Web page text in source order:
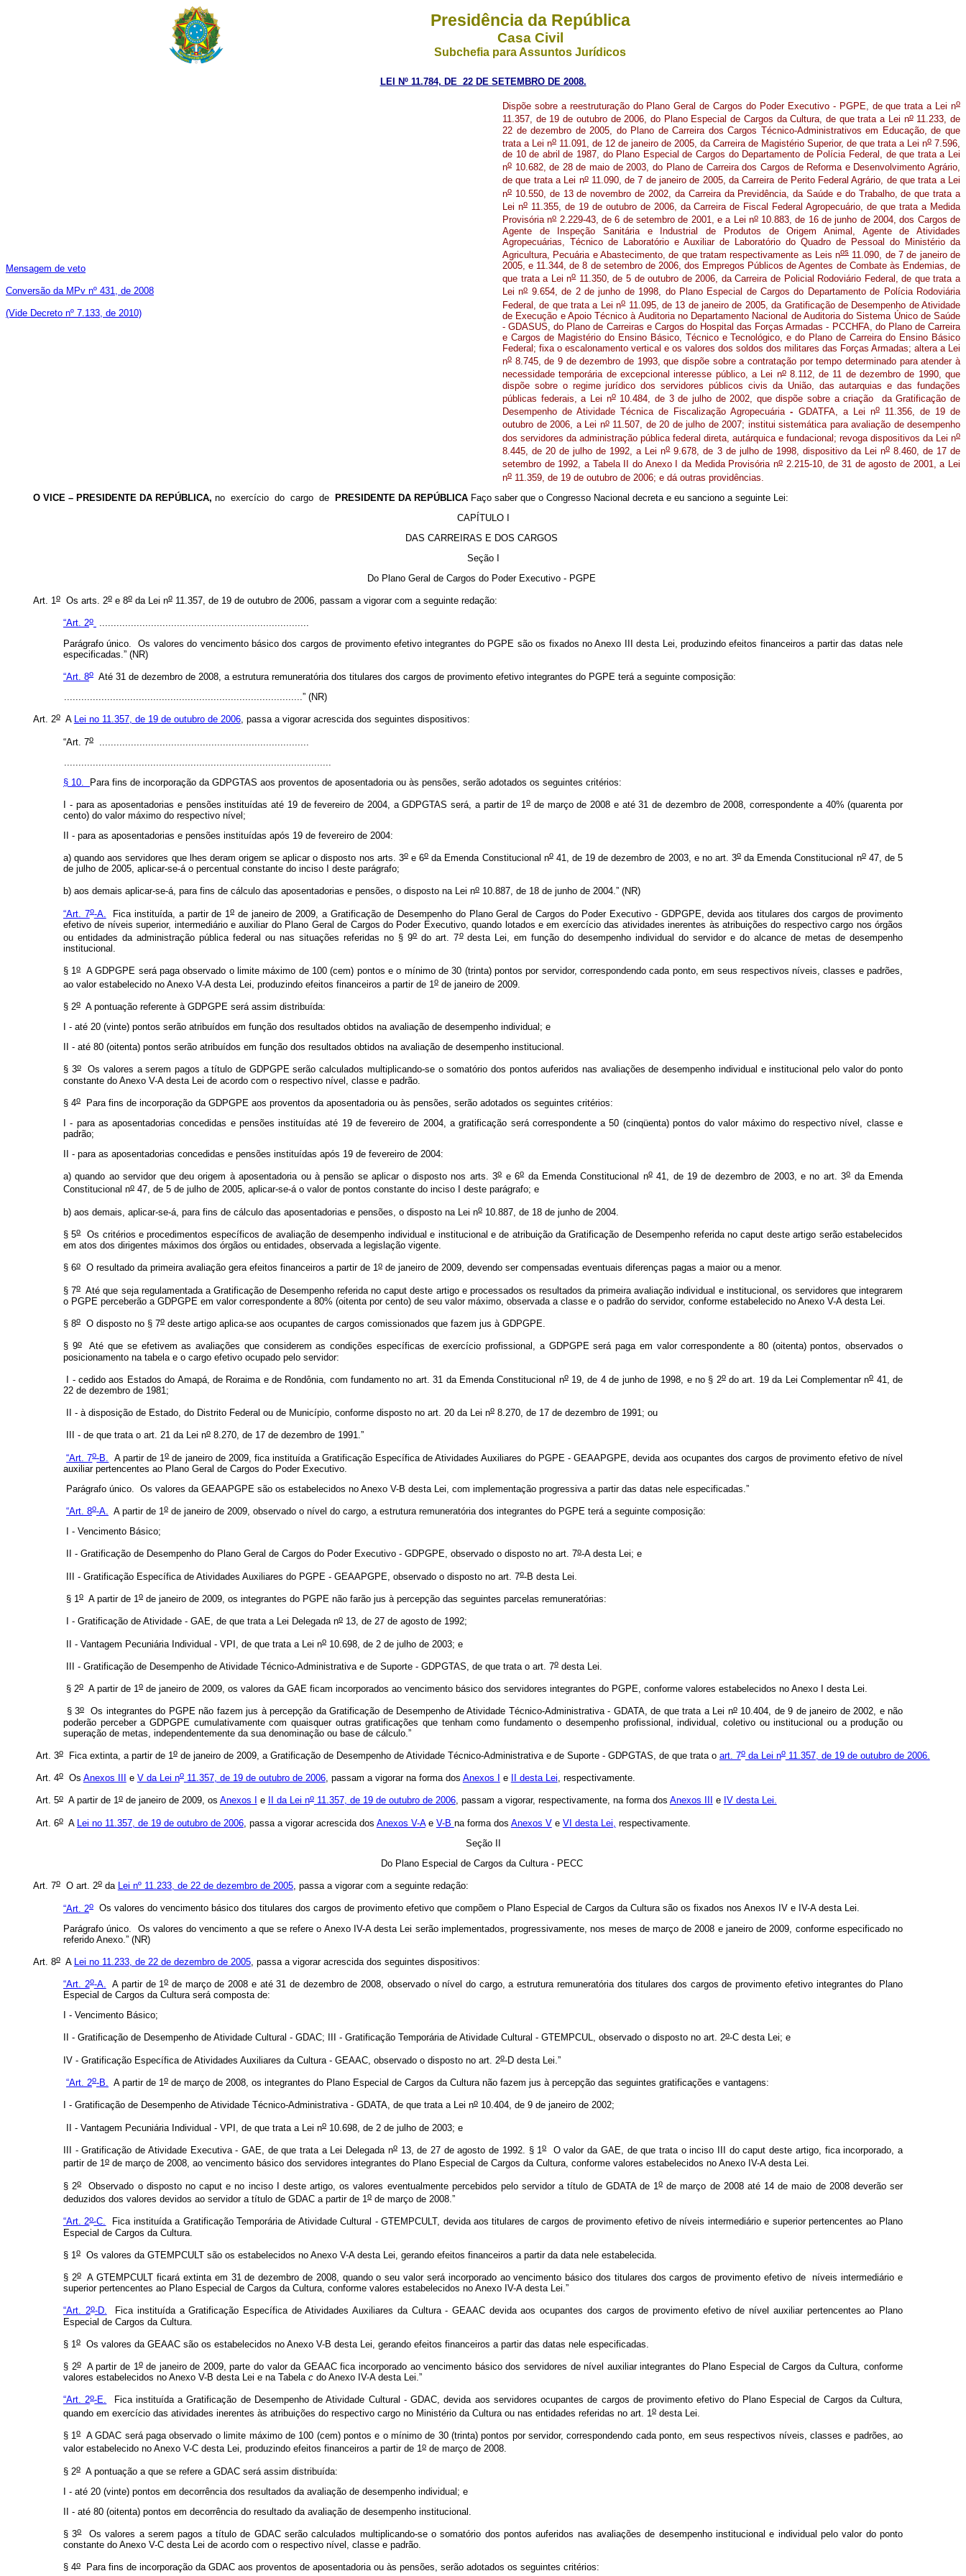
Presidência da República
Casa Civil
Subchefia para Assuntos Jurídicos
LEI Nº 11.784, DE 22 DE SETEMBRO DE 2008.
Mensagem de veto
Conversão da MPv nº 431, de 2008
(Vide Decreto nº 7.133, de 2010)
Dispõe sobre a reestruturação do Plano Geral de Cargos do Poder Executivo - PGPE, de que trata a Lei no
11.357, de 19 de outubro de 2006, do Plano Especial de Cargos da Cultura, de que trata a Lei no11.233, de
22 de dezembro de 2005, do Plano de Carreira dos Cargos Técnico-Administrativos em Educação, de que
trata a Lei no 11.091, de 12 de janeiro de 2005, da Carreira de Magistério Superior, de que trata a Lei no 7.596,
de 10 de abril de 1987, do Plano Especial de Cargos do Departamento de Polícia Federal, de que trata a Lei
no 10.682, de 28 de maio de 2003, do Plano de Carreira dos Cargos de Reforma e Desenvolvimento Agrário,
de que trata a Lei no11.090, de 7 de janeiro de 2005, da Carreira de Perito Federal Agrário, de que trata a Lei
no 10.550, de 13 de novembro de 2002, da Carreira da Previdência, da Saúde e do Trabalho, de que trata a
Lei no11.355, de 19 de outubro de 2006, da Carreira de Fiscal Federal Agropecuário, de que trata a Medida
Provisória no2.229-43, de 6 de setembro de 2001, e a Lei no10.883, de 16 de junho de 2004, dos Cargos de
Agente de Inspeção Sanitária e Industrial de Produtos de Origem Animal, Agente de Atividades
Agropecuárias, Técnico de Laboratório e Auxiliar de Laboratório do Quadro de Pessoal do Ministério da
Agricultura, Pecuária e Abastecimento, de que tratam respectivamente as Leis nos11.090, de 7 de janeiro de
2005, e 11.344, de 8 de setembro de 2006, dos Empregos Públicos de Agentes de Combate às Endemias, de
que trata a Lei no11.350, de 5 de outubro de 2006, da Carreira de Policial Rodoviário Federal, de que trata a
Lei no9.654, de 2 de junho de 1998, do Plano Especial de Cargos do Departamento de Polícia Rodoviária
Federal, de que trata a Lei no11.095, de 13 de janeiro de 2005, da Gratificação de Desempenho de Atividade
de Execução e Apoio Técnico à Auditoria no Departamento Nacional de Auditoria do Sistema Único de Saúde
- GDASUS, do Plano de Carreiras e Cargos do Hospital das Forças Armadas - PCCHFA, do Plano de Carreira
e Cargos de Magistério do Ensino Básico, Técnico e Tecnológico, e do Plano de Carreira do Ensino Básico
Federal; fixa o escalonamento vertical e os valores dos soldos dos militares das Forças Armadas; altera a Lei
no 8.745, de 9 de dezembro de 1993, que dispõe sobre a contratação por tempo determinado para atender à
necessidade temporária de excepcional interesse público, a Lei no8.112, de 11 de dezembro de 1990, que
dispõe sobre o regime jurídico dos servidores públicos civis da União, das autarquias e das fundações
públicas federais, a Lei no10.484, de 3 de julho de 2002, que dispõe sobre a criação da Gratificação de
Desempenho de Atividade Técnica de Fiscalização Agropecuária- GDATFA, a Lei no11.356, de 19 de
outubro de 2006, a Lei no11.507, de 20 de julho de 2007; institui sistemática para avaliação de desempenho
dos servidores da administração pública federal direta, autárquica e fundacional; revoga dispositivos da Lei no
8.445, de 20 de julho de 1992, a Lei no9.678, de 3 de julho de 1998, dispositivo da Lei no8.460, de 17 de
setembro de 1992, a Tabela II do Anexo I da Medida Provisória no 2.215-10, de 31 de agosto de 2001, a Lei
no 11.359, de 19 de outubro de 2006; e dá outras providências.
O VICE – PRESIDENTE DA REPÚBLICA, no exercício do cargo de PRESIDENTE DA REPÚBLICA Faço saber que o Congresso Nacional decreta e eu sanciono a seguinte Lei:
CAPÍTULO I
DAS CARREIRAS E DOS CARGOS
Seção I
Do Plano Geral de Cargos do Poder Executivo - PGPE
Art. 1oOs arts. 2oe 8oda Lei no11.357, de 19 de outubro de 2006, passam a vigorar com a seguinte redação:
“Art. 2o
.........................................................................
Parágrafo único. Os valores do vencimento básico dos cargos de provimento efetivo integrantes do PGPE são os fixados no Anexo III desta Lei, produzindo efeitos financeiros a partir das datas nele
especificadas.” (NR)
“Art. 8o Até 31 de dezembro de 2008, a estrutura remuneratória dos titulares dos cargos de provimento efetivo integrantes do PGPE terá a seguinte composição:
...................................................................................” (NR)
Art. 2oA Lei no 11.357, de 19 de outubro de 2006, passa a vigorar acrescida dos seguintes dispositivos:
“Art. 7o
§ 10. Para fins de incorporação da GDPGTAS aos proventos de aposentadoria ou às pensões, serão adotados os seguintes critérios:
I - para as aposentadorias e pensões instituídas até 19 de fevereiro de 2004, a GDPGTAS será, a partir de 1 o de março de 2008 e até 31 de dezembro de 2008, correspondente a 40% (quarenta por
cento) do valor máximo do respectivo nível;
II - para as aposentadorias e pensões instituídas após 19 de fevereiro de 2004:
a) quando aos servidores que lhes deram origem se aplicar o disposto nos arts. 3oe 6oda Emenda Constitucional no41, de 19 de dezembro de 2003, e no art. 3o da Emenda Constitucional no47, de 5
de julho de 2005, aplicar-se-á o percentual constante do inciso I deste parágrafo;
b) aos demais aplicar-se-á, para fins de cálculo das aposentadorias e pensões, o disposto na Lei no 10.887, de 18 de junho de 2004.” (NR)
“Art. 7o-A. Fica instituída, a partir de 1o de janeiro de 2009, a Gratificação de Desempenho do Plano Geral de Cargos do Poder Executivo - GDPGPE, devida aos titulares dos cargos de provimento
efetivo de níveis superior, intermediário e auxiliar do Plano Geral de Cargos do Poder Executivo, quando lotados e em exercício das atividades inerentes às atribuições do respectivo cargo nos órgãos
ou entidades da administração pública federal ou nas situações referidas no § 9odo art. 7o desta Lei, em função do desempenho individual do servidor e do alcance de metas de desempenho
institucional.
§ 1oA GDPGPE será paga observado o limite máximo de 100 (cem) pontos e o mínimo de 30 (trinta) pontos por servidor, correspondendo cada ponto, em seus respectivos níveis, classes e padrões,
ao valor estabelecido no Anexo V-A desta Lei, produzindo efeitos financeiros a partir de 1 o de janeiro de 2009.
§ 2o A pontuação referente à GDPGPE será assim distribuída:
I - até 20 (vinte) pontos serão atribuídos em função dos resultados obtidos na avaliação de desempenho individual; e
II - até 80 (oitenta) pontos serão atribuídos em função dos resultados obtidos na avaliação de desempenho institucional.
§ 3oOs valores a serem pagos a título de GDPGPE serão calculados multiplicando-se o somatório dos pontos auferidos nas avaliações de desempenho individual e institucional pelo valor do ponto
constante do Anexo V-A desta Lei de acordo com o respectivo nível, classe e padrão.
§ 4o
Para fins de incorporação da GDPGPE aos proventos da aposentadoria ou às pensões, serão adotados os seguintes critérios:
I - para as aposentadorias concedidas e pensões instituídas até 19 de fevereiro de 2004, a gratificação será correspondente a 50 (cinqüenta) pontos do valor máximo do respectivo nível, classe e
padrão;
II - para as aposentadorias concedidas e pensões instituídas após 19 de fevereiro de 2004:
a) quando ao servidor que deu origem à aposentadoria ou à pensão se aplicar o disposto nos arts. 3oe 6oda Emenda Constitucional no41, de 19 de dezembro de 2003, e no art. 3oda Emenda
Constitucional no 47, de 5 de julho de 2005, aplicar-se-á o valor de pontos constante do inciso I deste parágrafo; e
b) aos demais, aplicar-se-á, para fins de cálculo das aposentadorias e pensões, o disposto na Lei no 10.887, de 18 de junho de 2004.
§ 5oOs critérios e procedimentos específicos de avaliação de desempenho individual e institucional e de atribuição da Gratificação de Desempenho referida no caput deste artigo serão estabelecidos
em atos dos dirigentes máximos dos órgãos ou entidades, observada a legislação vigente.
§ 6o O resultado da primeira avaliação gera efeitos financeiros a partir de 1o de janeiro de 2009, devendo ser compensadas eventuais diferenças pagas a maior ou a menor.
§ 7oAté que seja regulamentada a Gratificação de Desempenho referida no caput deste artigo e processados os resultados da primeira avaliação individual e institucional, os servidores que integrarem
o PGPE perceberão a GDPGPE em valor correspondente a 80% (oitenta por cento) de seu valor máximo, observada a classe e o padrão do servidor, conforme estabelecido no Anexo V-A desta Lei.
§ 8o O disposto no § 7o deste artigo aplica-se aos ocupantes de cargos comissionados que fazem jus à GDPGPE.
§ 9oAté que se efetivem as avaliações que considerem as condições específicas de exercício profissional, a GDPGPE será paga em valor correspondente a 80 (oitenta) pontos, observados o
posicionamento na tabela e o cargo efetivo ocupado pelo servidor:
I - cedido aos Estados do Amapá, de Roraima e de Rondônia, com fundamento no art. 31 da Emenda Constitucional no19, de 4 de junho de 1998, e no § 2odo art. 19 da Lei Complementar no41, de
22 de dezembro de 1981;
II - à disposição de Estado, do Distrito Federal ou de Município, conforme disposto no art. 20 da Lei no 8.270, de 17 de dezembro de 1991; ou
III - de que trata o art. 21 da Lei no 8.270, de 17 de dezembro de 1991.”
“Art. 7o-B. A partir de 1ode janeiro de 2009, fica instituída a Gratificação Específica de Atividades Auxiliares do PGPE - GEAAPGPE, devida aos ocupantes dos cargos de provimento efetivo de nível
auxiliar pertencentes ao Plano Geral de Cargos do Poder Executivo.
Parágrafo único. Os valores da GEAAPGPE são os estabelecidos no Anexo V-B desta Lei, com implementação progressiva a partir das datas nele especificadas.”
“Art. 8o-A. A partir de 1o de janeiro de 2009, observado o nível do cargo, a estrutura remuneratória dos integrantes do PGPE terá a seguinte composição:
I - Vencimento Básico;
II - Gratificação de Desempenho do Plano Geral de Cargos do Poder Executivo - GDPGPE, observado o disposto no art. 7o-A desta Lei; e
III - Gratificação Específica de Atividades Auxiliares do PGPE - GEAAPGPE, observado o disposto no art. 7o-B desta Lei.
§ 1o A partir de 1o de janeiro de 2009, os integrantes do PGPE não farão jus à percepção das seguintes parcelas remuneratórias:
I - Gratificação de Atividade - GAE, de que trata a Lei Delegada no 13, de 27 de agosto de 1992;
II - Vantagem Pecuniária Individual - VPI, de que trata a Lei no 10.698, de 2 de julho de 2003; e
III - Gratificação de Desempenho de Atividade Técnico-Administrativa e de Suporte - GDPGTAS, de que trata o art. 7o desta Lei.
§ 2o A partir de 1o de janeiro de 2009, os valores da GAE ficam incorporados ao vencimento básico dos servidores integrantes do PGPE, conforme valores estabelecidos no Anexo I desta Lei.
§ 3o Os integrantes do PGPE não fazem jus à percepção da Gratificação de Desempenho de Atividade Técnico-Administrativa - GDATA, de que trata a Lei no10.404, de 9 de janeiro de 2002, e não
poderão perceber a GDPGPE cumulativamente com quaisquer outras gratificações que tenham como fundamento o desempenho profissional, individual, coletivo ou institucional ou a produção ou
superação de metas, independentemente da sua denominação ou base de cálculo.”
Art. 3oFica extinta, a partir de 1ode janeiro de 2009, a Gratificação de Desempenho de Atividade Técnico-Administrativa e de Suporte - GDPGTAS, de que trata o art. 7oda Lei no11.357, de 19 de outubro de 2006.
Art. 4oOs Anexos III e V da Lei no11.357, de 19 de outubro de 2006, passam a vigorar na forma dos Anexos I e II desta Lei, respectivamente.
Art. 5oA partir de 1ode janeiro de 2009, os Anexos I e II da Lei no11.357, de 19 de outubro de 2006, passam a vigorar, respectivamente, na forma dos Anexos III e IV desta Lei.
Art. 6oA Lei no 11.357, de 19 de outubro de 2006, passa a vigorar acrescida dos Anexos V-Ae V-B na forma dos Anexos Ve VI desta Lei, respectivamente.
Seção II
Do Plano Especial de Cargos da Cultura - PECC
Art. 7oO art. 2oda Lei nº 11.233, de 22 de dezembro de 2005, passa a vigorar com a seguinte redação:
“Art. 2o
Os valores do vencimento básico dos titulares dos cargos de provimento efetivo que compõem o Plano Especial de Cargos da Cultura são os fixados nos Anexos IV e IV-A desta Lei.
Parágrafo único. Os valores do vencimento a que se refere o Anexo IV-A desta Lei serão implementados, progressivamente, nos meses de março de 2008 e janeiro de 2009, conforme especificado no
referido Anexo.” (NR)
Art. 8oA Lei no 11.233, de 22 de dezembro de 2005, passa a vigorar acrescida dos seguintes dispositivos:
“Art. 2o-A. A partir de 1ode março de 2008 e até 31 de dezembro de 2008, observado o nível do cargo, a estrutura remuneratória dos titulares dos cargos de provimento efetivo integrantes do Plano
Especial de Cargos da Cultura será composta de:
I - Vencimento Básico;
II - Gratificação de Desempenho de Atividade Cultural - GDAC; III - Gratificação Temporária de Atividade Cultural - GTEMPCUL, observado o disposto no art. 2o-C desta Lei; e
IV - Gratificação Específica de Atividades Auxiliares da Cultura - GEAAC, observado o disposto no art. 2o-D desta Lei.”
“Art. 2o-B. A partir de 1o de março de 2008, os integrantes do Plano Especial de Cargos da Cultura não fazem jus à percepção das seguintes gratificações e vantagens:
I - Gratificação de Desempenho de Atividade Técnico-Administrativa - GDATA, de que trata a Lei no 10.404, de 9 de janeiro de 2002;
II - Vantagem Pecuniária Individual - VPI, de que trata a Lei no 10.698, de 2 de julho de 2003; e
III - Gratificação de Atividade Executiva - GAE, de que trata a Lei Delegada no13, de 27 de agosto de 1992. § 1oO valor da GAE, de que trata o inciso III do caput deste artigo, fica incorporado, a
partir de 1o de março de 2008, ao vencimento básico dos servidores integrantes do Plano Especial de Cargos da Cultura, conforme valores estabelecidos no Anexo IV-A desta Lei.
§ 2oObservado o disposto no caput e no inciso I deste artigo, os valores eventualmente percebidos pelo servidor a título de GDATA de 1o de março de 2008 até 14 de maio de 2008 deverão ser
deduzidos dos valores devidos ao servidor a título de GDAC a partir de 1o de março de 2008.”
“Art. 2o-C. Fica instituída a Gratificação Temporária de Atividade Cultural - GTEMPCULT, devida aos titulares de cargos de provimento efetivo de níveis intermediário e superior pertencentes ao Plano
Especial de Cargos da Cultura.
§ 1o Os valores da GTEMPCULT são os estabelecidos no Anexo V-A desta Lei, gerando efeitos financeiros a partir da data nele estabelecida.
§ 2oA GTEMPCULT ficará extinta em 31 de dezembro de 2008, quando o seu valor será incorporado ao vencimento básico dos titulares dos cargos de provimento efetivo de níveis intermediário e
superior pertencentes ao Plano Especial de Cargos da Cultura, conforme valores estabelecidos no Anexo IV-A desta Lei.”
“Art. 2o-D. Fica instituída a Gratificação Específica de Atividades Auxiliares da Cultura - GEAAC devida aos ocupantes dos cargos de provimento efetivo de nível auxiliar pertencentes ao Plano
Especial de Cargos da Cultura.
§ 1o Os valores da GEAAC são os estabelecidos no Anexo V-B desta Lei, gerando efeitos financeiros a partir das datas nele especificadas.
§ 2oA partir de 1ode janeiro de 2009, parte do valor da GEAAC fica incorporado ao vencimento básico dos servidores de nível auxiliar integrantes do Plano Especial de Cargos da Cultura, conforme
valores estabelecidos no Anexo V-B desta Lei e na Tabela c do Anexo IV-A desta Lei.”
“Art. 2o-E. Fica instituída a Gratificação de Desempenho de Atividade Cultural - GDAC, devida aos servidores ocupantes de cargos de provimento efetivo do Plano Especial de Cargos da Cultura,
quando em exercício das atividades inerentes às atribuições do respectivo cargo no Ministério da Cultura ou nas entidades referidas no art. 1o desta Lei.
§ 1oA GDAC será paga observado o limite máximo de 100 (cem) pontos e o mínimo de 30 (trinta) pontos por servidor, correspondendo cada ponto, em seus respectivos níveis, classes e padrões, ao
valor estabelecido no Anexo V-C desta Lei, produzindo efeitos financeiros a partir de 1o de março de 2008.
§ 2o A pontuação a que se refere a GDAC será assim distribuída:
I - até 20 (vinte) pontos em decorrência dos resultados da avaliação de desempenho individual; e
II - até 80 (oitenta) pontos em decorrência do resultado da avaliação de desempenho institucional.
§ 3oOs valores a serem pagos a título de GDAC serão calculados multiplicando-se o somatório dos pontos auferidos nas avaliações de desempenho institucional e individual pelo valor do ponto
constante do Anexo V-C desta Lei de acordo com o respectivo nível, classe e padrão.
§ 4o Para fins de incorporação da GDAC aos proventos de aposentadoria ou às pensões, serão adotados os seguintes critérios: